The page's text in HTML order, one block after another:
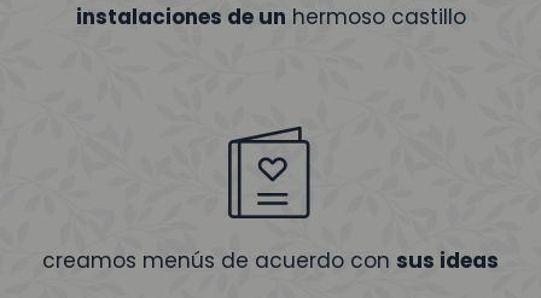
instalaciones de un hermoso castillo
creamos menús de acuerdo con sus ideas